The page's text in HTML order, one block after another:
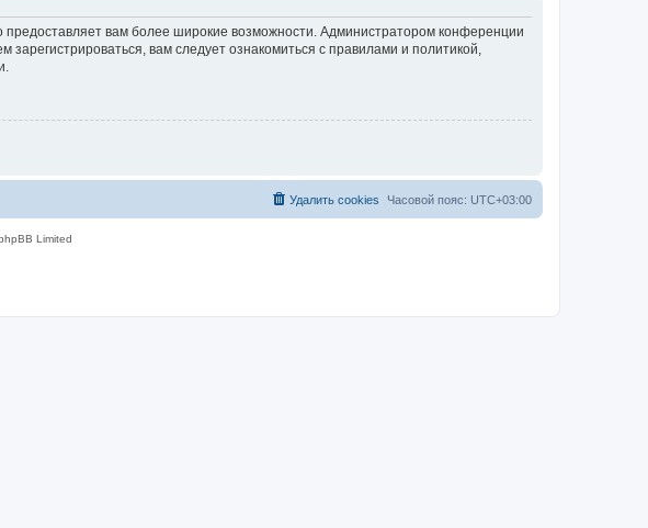
вам более широкие возможности. Администратором конференции
вам следует ознакомиться с правилами и политикой,
Часовой пояс: UTC+03:00
Удалить cookies
Limited